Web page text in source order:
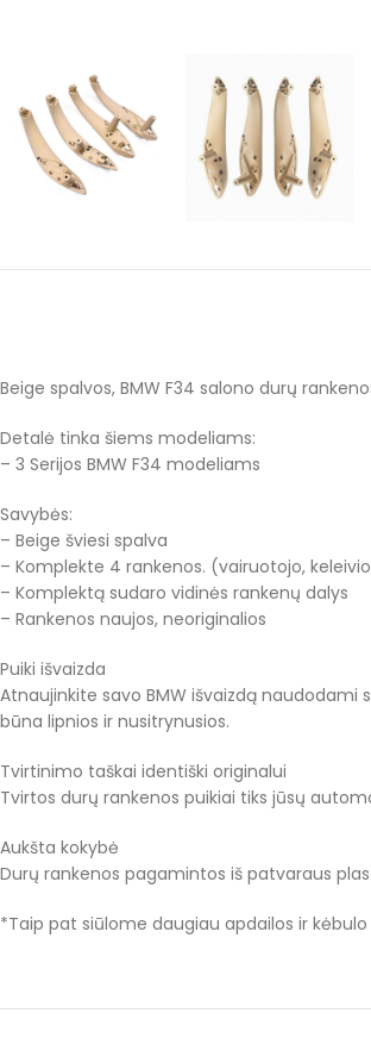
Beige spalvos, BMW F34 salono durų
Detalė tinka šiems modeliams:
– 3 Serijos BMW F34 modeliams
Savybės:
– Beige šviesi spalva
– Komplekte 4 rankenos. (vairuotojo,
– Komplektą sudaro vidinės rankenų dalys
– Rankenos naujos, neoriginalios
Puiki išvaizda
Atnaujinkite savo BMW išvaizdą
būna lipnios ir nusitrynusios.
Tvirtinimo taškai identiški originalui
Tvirtos durų rankenos puikiai tiks jūsų
Aukšta kokybė
Durų rankenos pagamintos iš patvaraus
*Taip pat siūlome daugiau apdailos ir